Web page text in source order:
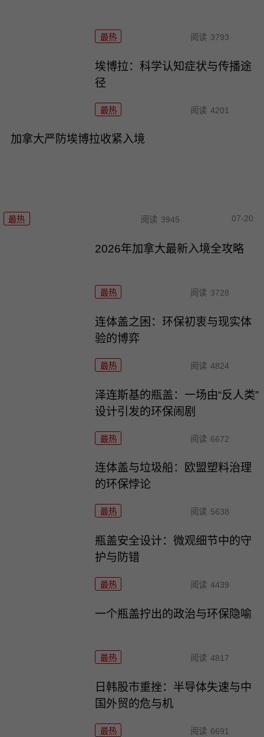
最热 阅读 3793
埃博拉：科学认知症状与传播途
径
最热 阅读 4201
加拿大严防埃博拉收紧入境
最热 阅读 3945 07-20
2026年加拿大最新入境全攻略
最热 阅读 3728
连体盖之困：环保初衷与现实体
验的博弈
最热 阅读 4824
泽连斯基的瓶盖：一场由“反人类”
设计引发的环保闹剧
最热 阅读 6672
连体盖与垃圾船：欧盟塑料治理
的环保悖论
最热 阅读 5638
瓶盖安全设计：微观细节中的守
护与防错
最热 阅读 4439
一个瓶盖拧出的政治与环保隐喻
最热 阅读 4817
日韩股市重挫：半导体失速与中
国外贸的危与机
最热 阅读 6691